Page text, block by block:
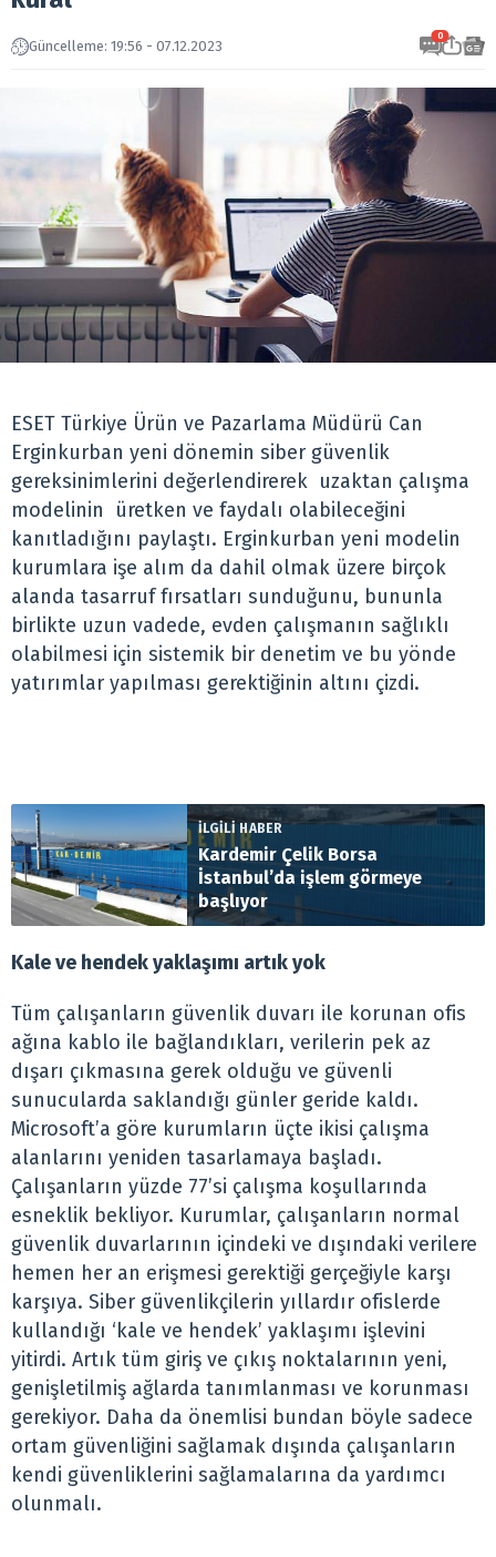
Güncelleme: 19:56 - 07.12.2023
0
ESET Türkiye Ürün ve Pazarlama Müdürü Can
Erginkurban yeni dönemin siber güvenlik
gereksinimlerini değerlendirerek uzaktan çalışma
modelinin üretken ve faydalı olabileceğini
kanıtladığını paylaştı. Erginkurban yeni modelin
kurumlara işe alım da dahil olmak üzere birçok
alanda tasarruf fırsatları sunduğunu, bununla
birlikte uzun vadede, evden çalışmanın sağlıklı
olabilmesi için sistemik bir denetim ve bu yönde
yatırımlar yapılması gerektiğinin altını çizdi.
İLGİLİ HABER
Kardemir Çelik Borsa
İstanbul’da işlem görmeye
başlıyor
Kale ve hendek yaklaşımı artık yok
Tüm çalışanların güvenlik duvarı ile korunan ofis
ağına kablo ile bağlandıkları, verilerin pek az
dışarı çıkmasına gerek olduğu ve güvenli
sunucularda saklandığı günler geride kaldı.
Microsoft’a göre kurumların üçte ikisi çalışma
alanlarını yeniden tasarlamaya başladı.
Çalışanların yüzde 77’si çalışma koşullarında
esneklik bekliyor. Kurumlar, çalışanların normal
güvenlik duvarlarının içindeki ve dışındaki verilere
hemen her an erişmesi gerektiği gerçeğiyle karşı
karşıya. Siber güvenlikçilerin yıllardır ofislerde
kullandığı ‘kale ve hendek’ yaklaşımı işlevini
yitirdi. Artık tüm giriş ve çıkış noktalarının yeni,
genişletilmiş ağlarda tanımlanması ve korunması
gerekiyor. Daha da önemlisi bundan böyle sadece
ortam güvenliğini sağlamak dışında çalışanların
kendi güvenliklerini sağlamalarına da yardımcı
olunmalı.